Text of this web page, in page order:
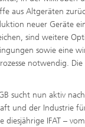
aus Altgeräten
neuer Geräte
sind weitere
sowie eine
notwendig.
sucht nun aktiv
und der Industrie
diesjährige IFAT –